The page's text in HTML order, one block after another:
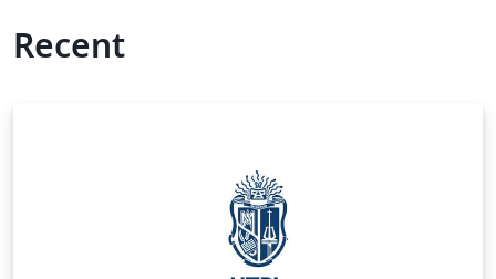
Recent